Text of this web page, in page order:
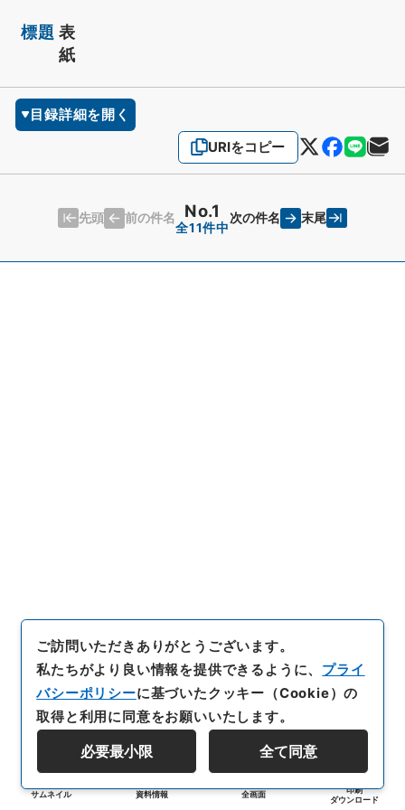
標題 表
紙
目録詳細を開く
URIをコピー
先頭 前の件名 No.1
全11件中
次の件名 末尾
サムネイル 資料情報 全画面
印刷
ダウンロード
ご訪問いただきありがとうございます。
私たちがより良い情報を提供できるように、 プライ
バシーポリシーに基づいたクッキー（Cookie）の
取得と利用に同意をお願いいたします。
必要最小限 全て同意